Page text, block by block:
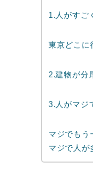
1.人がすご
東京どこに
2.建物が分
3.人がマジ
マジでもう
マジで人が